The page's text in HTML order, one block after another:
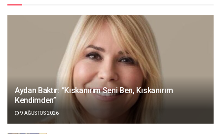
Aydan Baktır: “Kıskanırım Seni Ben, Kıskanırım
Kendimden”
9 AĞUSTOS 2026